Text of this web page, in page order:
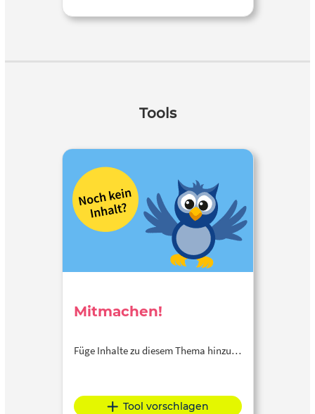
Tools
Mitmachen!
Füge Inhalte zu diesem Thema hinzu…
Tool vorschlagen